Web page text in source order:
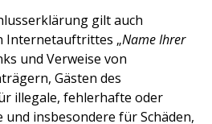
gilt auch
Internetauftrittes „Name Ihrer
und Verweise von
Gästen des
illegale, fehlerhafte oder
insbesondere für Schäden,